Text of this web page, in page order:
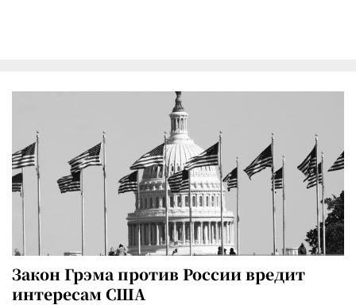
Закон Грэма против России вредит
интересам США